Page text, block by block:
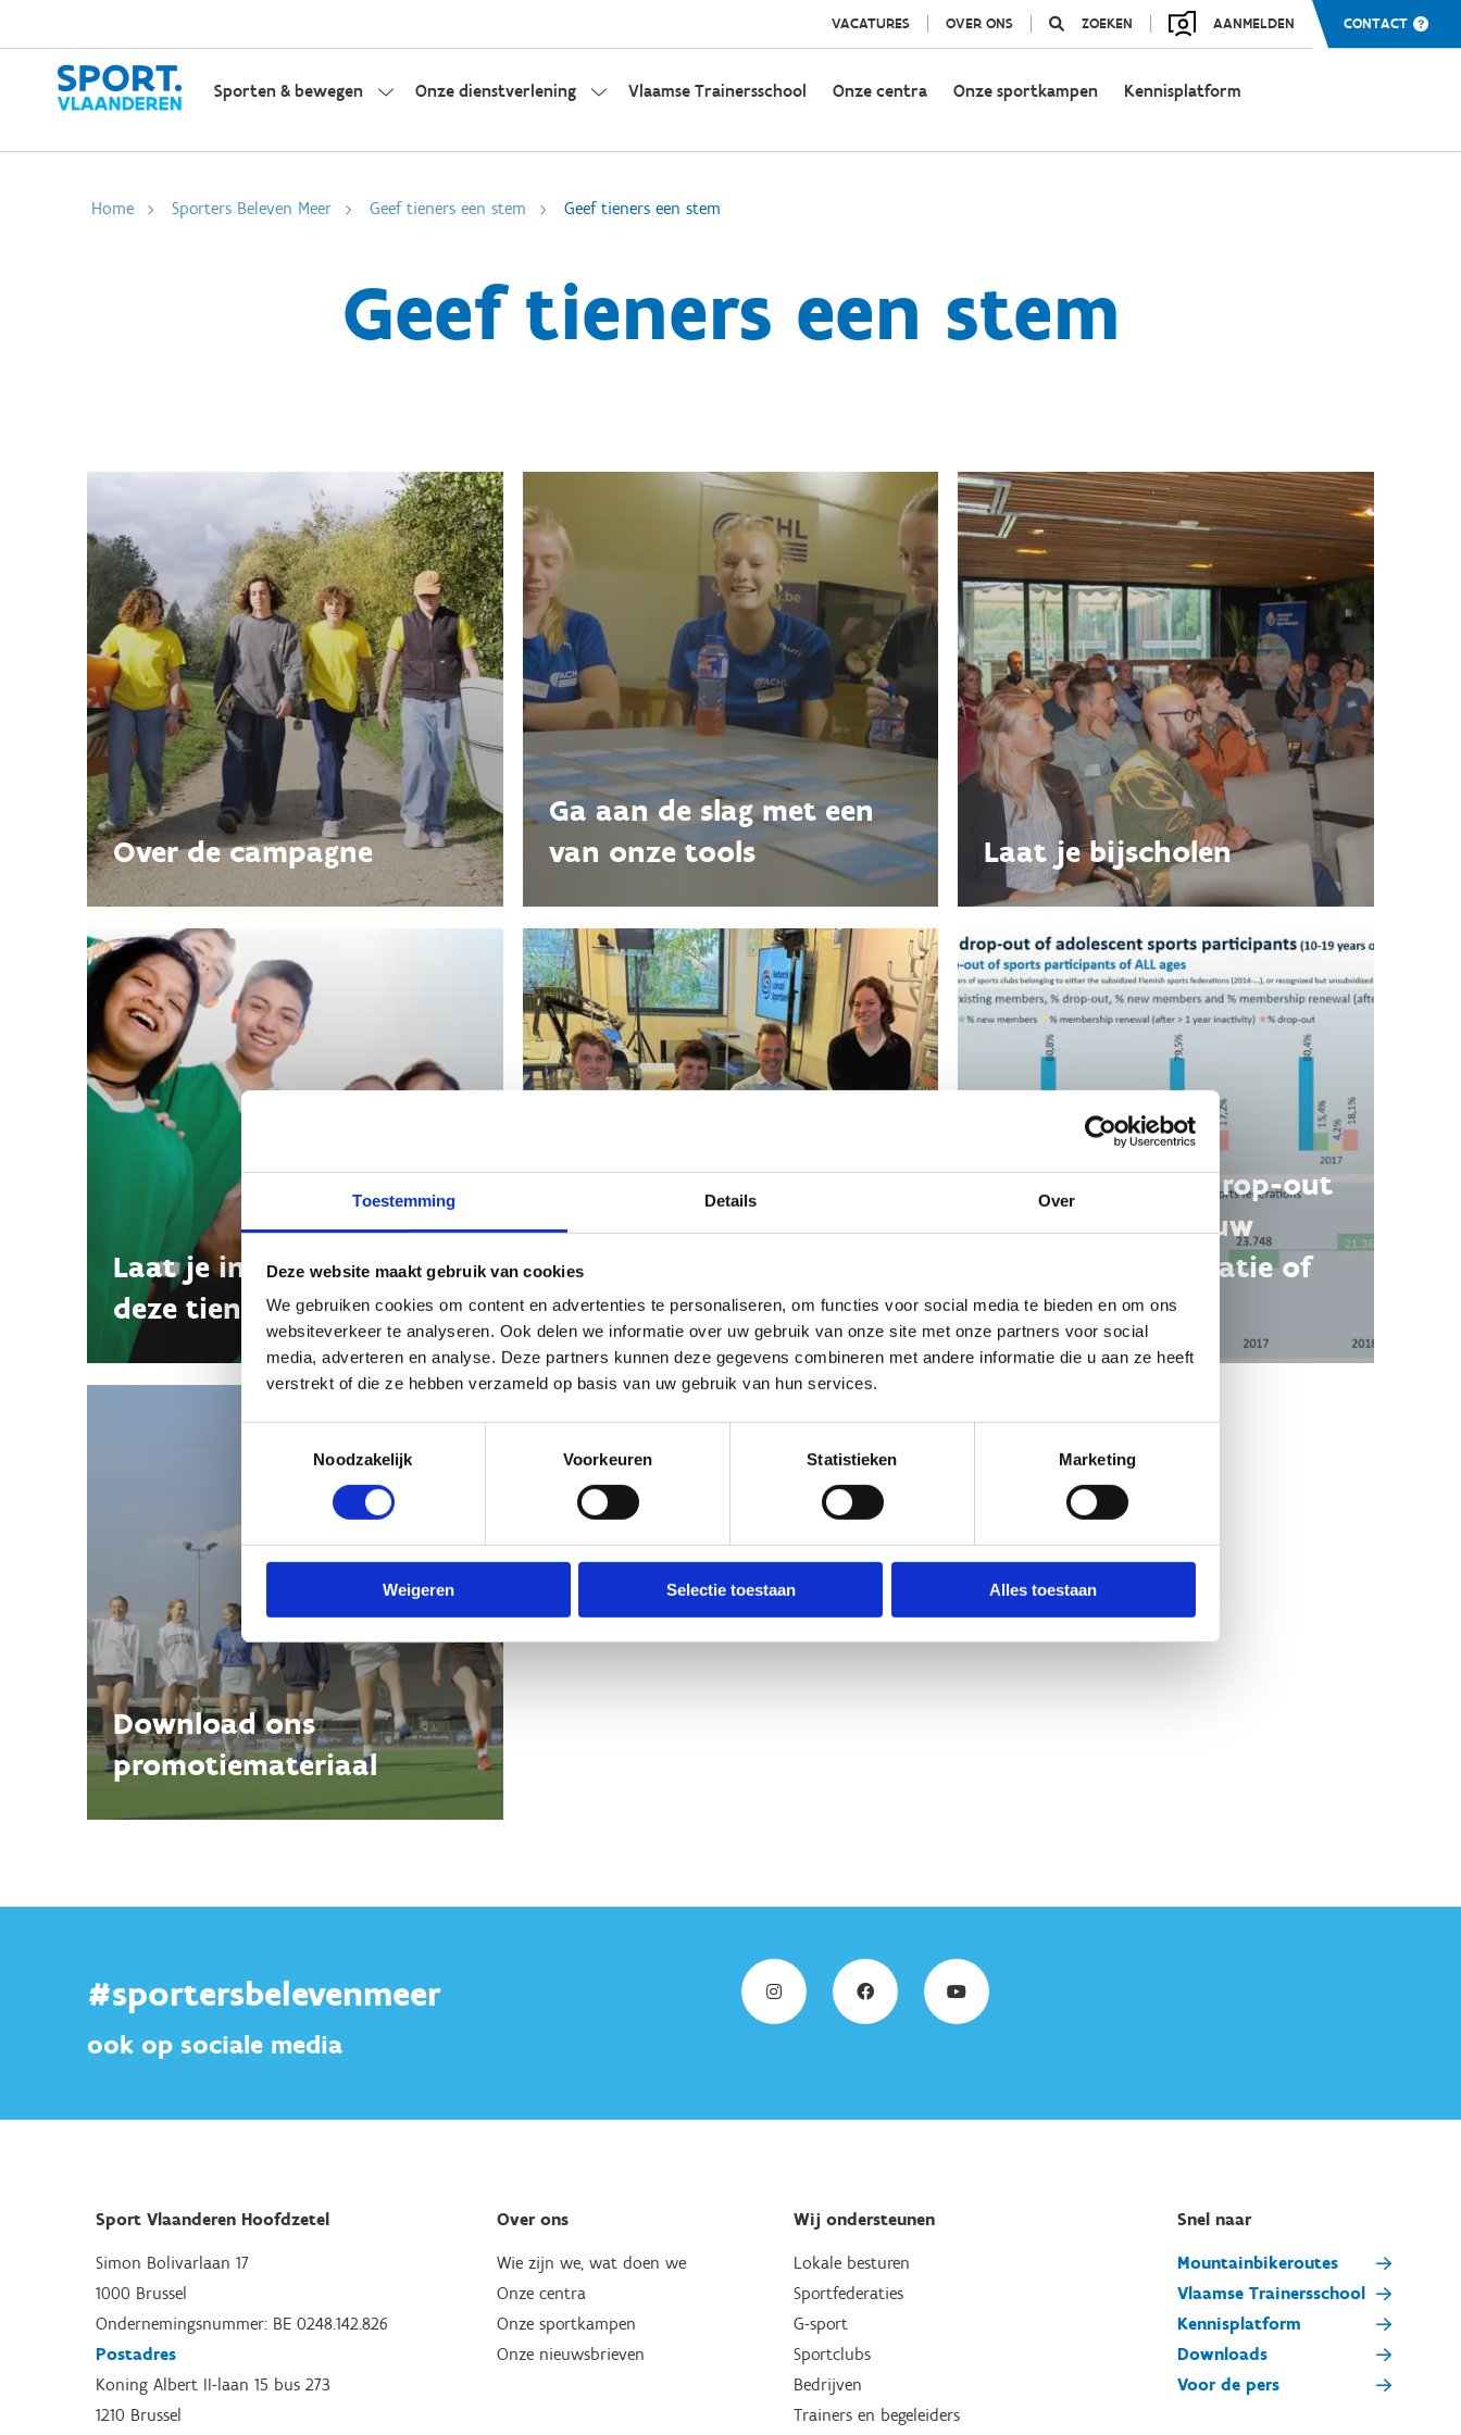
Toestemming Details Over
Deze website maakt gebruik van cookies
We gebruiken cookies om content en advertenties te personaliseren, om functies voor social media te bieden en om ons
websiteverkeer te analyseren. Ook delen we informatie over uw gebruik van onze site met onze partners voor social
media, adverteren en analyse. Deze partners kunnen deze gegevens combineren met andere informatie die u aan ze heeft
verstrekt of die ze hebben verzameld op basis van uw gebruik van hun services.
Noodzakelijk
Voorkeuren Statistieken Marketing
Weigeren Selectie toestaan Alles toestaan
VACATURES OVER ONS ZOEKEN AANMELDEN CONTACT
Sporten & bewegen Onze dienstverlening Vlaamse Trainersschool Onze centra Onze sportkampen Kennisplatform
Home Sporters Beleven Meer Geef tieners een stem Geef tieners een stem
Geef tieners een stem
Over de campagne
Ga aan de slag met een
van onze tools
Laat je bijscholen
Laat je inspireren met
deze tieneracties
Beluister de podcast
Hoe groot is de drop-out
van tieners in jouw
sportclub, -federatie of
gemeente?
Download ons
promotiemateriaal
#sportersbelevenmeer
ook op sociale media
Sport Vlaanderen Hoofdzetel
Simon Bolivarlaan 17
1000 Brussel
Ondernemingsnummer: BE 0248.142.826
Postadres
Koning Albert II-laan 15 bus 273
1210 Brussel
Over ons
Wie zijn we, wat doen we
Onze centra
Onze sportkampen
Onze nieuwsbrieven
Wij ondersteunen
Lokale besturen
Sportfederaties
G-sport
Sportclubs
Bedrijven
Trainers en begeleiders
Snel naar
Mountainbikeroutes
Vlaamse Trainersschool
Kennisplatform
Downloads
Voor de pers